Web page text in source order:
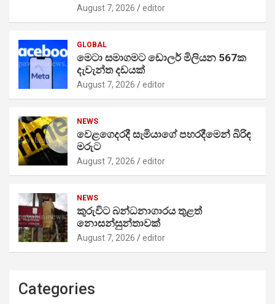
August 7, 2026 editor
GLOBAL
මෙටා සමාගමට ඩොලර් මිලියන 567ක
දැවැන්ත දඩයක්
August 7, 2026 editor
NEWS
වෙළගෙදරදී සැමියාගේ පහරදීමෙන් බිරිඳ
මරුට
August 7, 2026 editor
NEWS
කුරුවිට බන්ධනාගාරය තුළත්
නොසන්සුන්තාවක්
August 7, 2026 editor
Categories